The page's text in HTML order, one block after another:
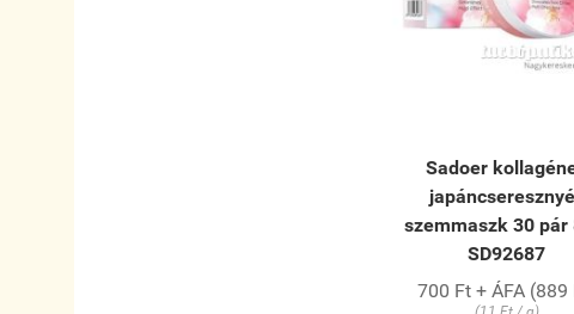
Sadoer
szemmaszk 30 pár
SD92687
700 Ft + ÁFA (889